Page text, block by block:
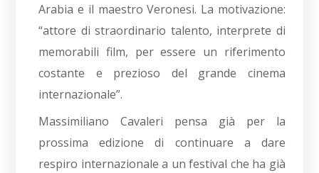
Arabia e il maestro Veronesi. La motivazione:
“attore di straordinario talento, interprete di
memorabili film, per essere un riferimento
costante e prezioso del grande cinema
internazionale”.
Massimiliano Cavaleri pensa già per la
prossima edizione di continuare a dare
respiro internazionale a un festival che ha già